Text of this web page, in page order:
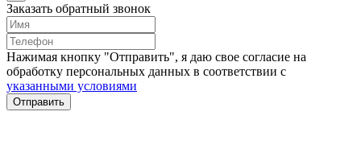
Заказать обратный звонок
Нажимая кнопку "Отправить", я даю свое согласие на
обработку персональных данных в соответствии с
указанными условиями
Отправить